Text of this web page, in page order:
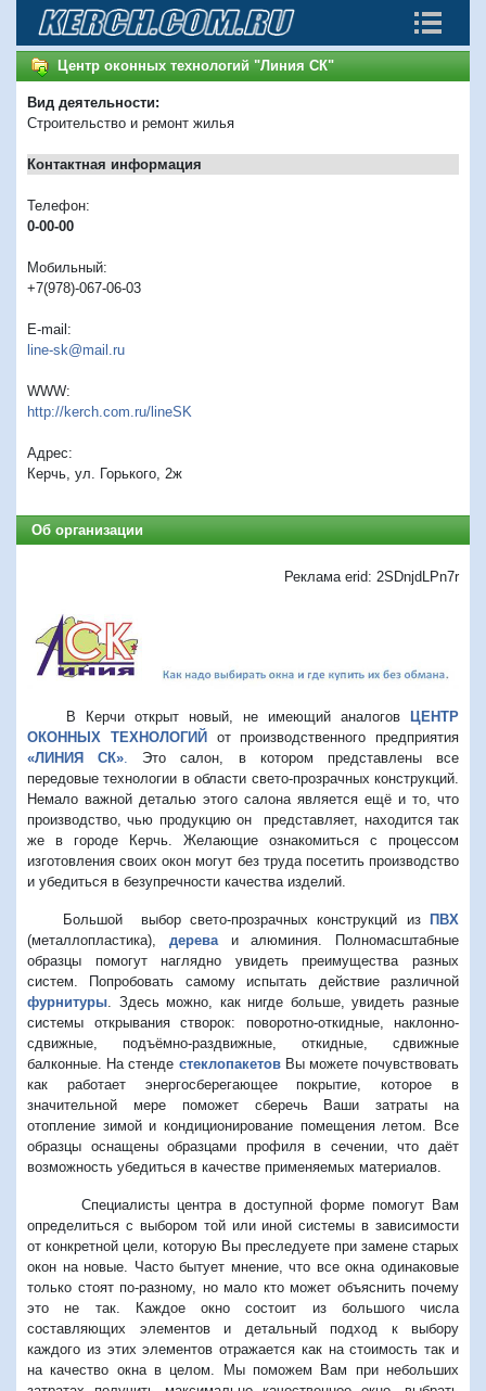
Центр оконных технологий "Линия СК"
Вид деятельности:
Строительство и ремонт жилья
Контактная информация
Телефон:
0-00-00
Мобильный:
+7(978)-067-06-03
E-mail:
line-sk@mail.ru
WWW:
http://kerch.com.ru/lineSK
Адрес:
Керчь, ул. Горького, 2ж
Об организации
Реклама erid: 2SDnjdLPn7r
В Керчи открыт новый, не имеющий аналогов
ЦЕНТР
ОКОННЫХ ТЕХНОЛОГИЙ
от производственного предприятия
«ЛИНИЯ СК». Это салон, в котором представлены все
передовые технологии в области свето-прозрачных конструкций.
Немало важной деталью этого салона является ещё и то, что
производство, чью продукцию он представляет, находится так
же в городе Керчь. Желающие ознакомиться с процессом
изготовления своих окон могут без труда посетить производство
и убедиться в безупречности качества изделий.
Большой выбор свето-прозрачных конструкций из
ПВХ
(металлопластика), дереваи алюминия. Полномасштабные
образцы помогут наглядно увидеть преимущества разных
систем. Попробовать самому испытать действие различной
фурнитуры. Здесь можно, как нигде больше, увидеть разные
системы открывания створок: поворотно-откидные, наклонно-
сдвижные, подъёмно-раздвижные, откидные, сдвижные
балконные. На стенде стеклопакетовВы можете почувствовать
как работает энергосберегающее покрытие, которое в
значительной мере поможет сберечь Ваши затраты на
отопление зимой и кондиционирование помещения летом. Все
образцы оснащены образцами профиля в сечении, что даёт
возможность убедиться в качестве применяемых материалов.
Специалисты центра в доступной форме помогут Вам
определиться с выбором той или иной системы в зависимости
от конкретной цели, которую Вы преследуете при замене старых
окон на новые. Часто бытует мнение, что все окна одинаковые
только стоят по-разному, но мало кто может объяснить почему
это не так. Каждое окно состоит из большого числа
составляющих элементов и детальный подход к выбору
каждого из этих элементов отражается как на стоимость так и
на качество окна в целом. Мы поможем Вам при небольших